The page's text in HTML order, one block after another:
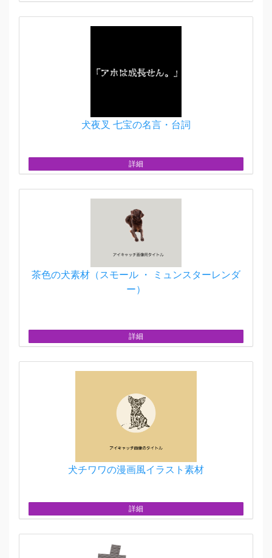
犬夜叉 七宝の名言・台詞
詳細
茶色の犬素材（スモール ・ ミュンスターレンダ
ー）
詳細
犬チワワの漫画風イラスト素材
詳細